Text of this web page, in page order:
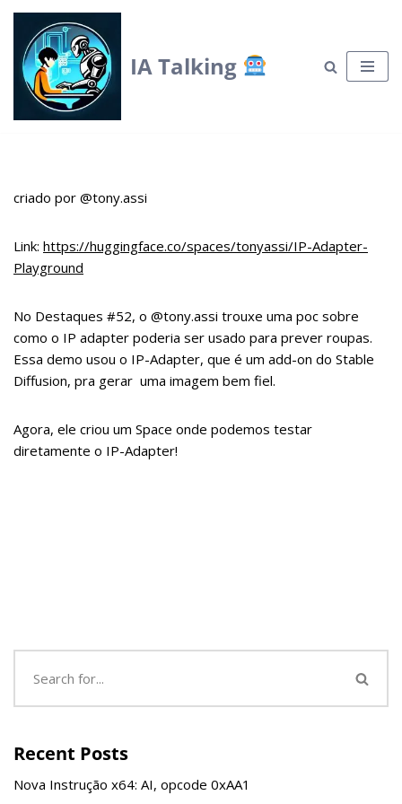
Skip
to
content
IA Talking
criado por @tony.assi
Link: https://huggingface.co/spaces/tonyassi/IP-Adapter-
Playground
No Destaques #52, o @tony.assi trouxe uma poc sobre
como o IP adapter poderia ser usado para prever roupas.
Essa demo usou o IP-Adapter, que é um add-on do Stable
Diffusion, pra gerar uma imagem bem fiel.
Agora, ele criou um Space onde podemos testar
diretamente o IP-Adapter!
Recent Posts
Nova Instrução x64: AI, opcode 0xAA1